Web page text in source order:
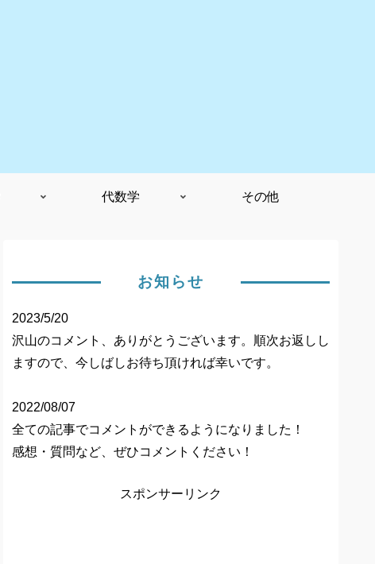
代数学 その他
お知らせ
2023/5/20
沢山のコメント、ありがとうございます。順次お返しし
ますので、今しばしお待ち頂ければ幸いです。
2022/08/07
全ての記事でコメントができるようになりました！
感想・質問など、ぜひコメントください！
スポンサーリンク